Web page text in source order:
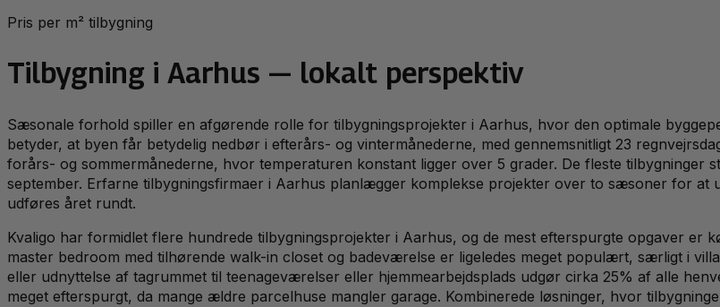
Pris per m² tilbygning
Tilbygning i Aarhus — lokalt perspektiv
Sæsonale forhold spiller en afgørende rolle for tilbygningsprojekter i Aarhus, hvor den optimale
betyder, at byen får betydelig nedbør i efterårs- og vintermånederne, med gennemsnitligt 23
forårs- og sommermånederne, hvor temperaturen konstant ligger over 5 grader. De fleste tilbygninger
september. Erfarne tilbygningsfirmaer i Aarhus planlægger komplekse projekter over to sæsoner for at
udføres året rundt.
Kvaligo har formidlet flere hundrede tilbygningsprojekter i Aarhus, og de mest efterspurgte opgaver er
master bedroom med tilhørende walk-in closet og badeværelse er ligeledes meget populært, særligt i
eller udnyttelse af tagrummet til teenageværelser eller hjemmearbejdsplads udgør cirka 25% af alle
meget efterspurgt, da mange ældre parcelhuse mangler garage. Kombinerede løsninger, hvor